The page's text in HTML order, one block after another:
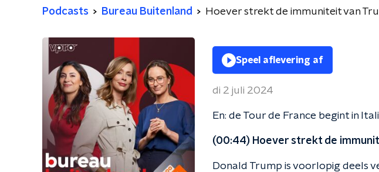
Podcasts Bureau Buitenland Hoever strekt de immuniteit van
Speel aflevering af
di 2 juli 2024
En: de Tour de France begint in
(00:44) Hoever strekt de
Donald Trump is voorlopig deels